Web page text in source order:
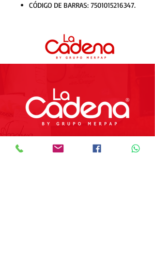
CÓDIGO DE BARRAS: 7501015216347.
Preguntas Frecuentes